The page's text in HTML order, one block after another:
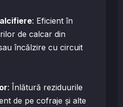
: Eficient în
de calcar din
încălzire cu circuit
: Înlătură reziduurile
de pe cofraje și alte